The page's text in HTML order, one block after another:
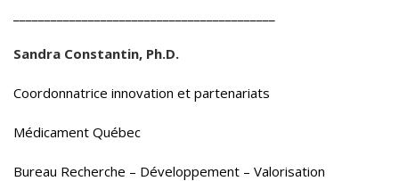
Sandra Constantin, Ph.D.
Coordonnatrice innovation et partenariats
Médicament Québec
Bureau Recherche – Développement – Valorisation